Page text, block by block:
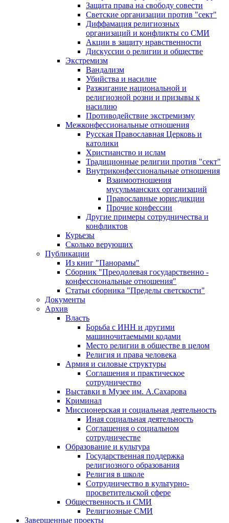
Защита права на свободу совести
Светские организации против "сект"
Диффамация религиозных
организаций и конфликты со СМИ
Акции в защиту нравственности
Дискуссии о религии и обществе
Экстремизм
Вандализм
Убийства и насилие
Разжигание национальной и
религиозной розни и призывы к
насилию
Противодействие экстремизму
Межконфессиональные отношения
Русская Православная Церковь и
католики
Христианство и ислам
Традиционные религии против "сект"
Внутриконфессиональные отношения
Взаимоотношения
мусульманских организаций
Православные юрисдикции
Прочие конфессии
Другие примеры сотрудничества и
конфликтов
Курьезы
Сколько верующих
Публикации
Из книг "Панорамы"
Сборник "Преодолевая государственно -
конфессиональные отношения"
Статьи сборника "Пределы светскости"
Документы
Архив
Власть
Борьба с ИНН и другими
машиночитаемыми кодами
Место религии в обществе в целом
Религия и права человека
Армия и силовые структуры
Соглашения и практическое
сотрудничество
Выставки в Музее им. А.Сахарова
Криминал
Миссионерская и социальная деятельность
Иная социальная деятельность
Соглашения о социальном
сотрудничестве
Образование и культура
Государственная поддержка
религиозного образования
Религия в школе
Сотрудничество в культурно-
просветительской сфере
Общественность и СМИ
Религиозные СМИ
Завершенные проекты